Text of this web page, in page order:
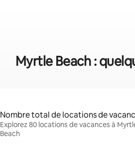
Myrtle Beach :
Nombre total de locations de
Explorez 80 locations de vacances à
Beach